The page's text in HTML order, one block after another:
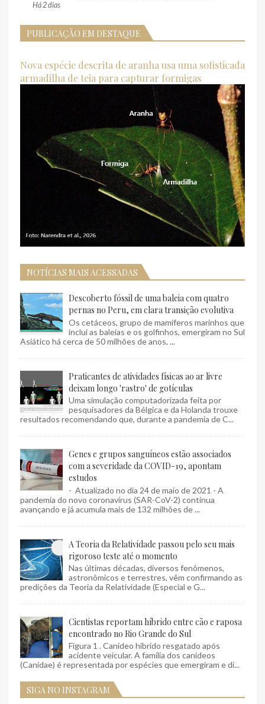
Há 2 dias
PUBLICAÇÃO EM DESTAQUE
Nova espécie descrita de aranha usa uma sofisticada
armadilha de teia para capturar formigas
NOTÍCIAS MAIS ACESSADAS
Descoberto fóssil de uma baleia com quatro
pernas no Peru, em clara transição evolutiva
Os cetáceos, grupo de mamíferos marinhos que
inclui as baleias e os golfinhos, emergiram no Sul
Asiático há cerca de 50 milhões de anos, ...
Praticantes de atividades físicas ao ar livre
deixam longo 'rastro' de gotículas
Uma simulação computadorizada feita por
pesquisadores da Bélgica e da Holanda trouxe
resultados recomendando que, durante a pandemia de C...
Genes e grupos sanguíneos estão associados
com a severidade da COVID-19, apontam
estudos
- Atualizado no dia 24 de maio de 2021 - A
pandemia do novo coronavírus (SAR-CoV-2) continua
avançando e já acumula mais de 132 milhões de ...
A Teoria da Relatividade passou pelo seu mais
rigoroso teste até o momento
Nas últimas décadas, diversos fenômenos,
astronômicos e terrestres, vêm confirmando as
predições da Teoria da Relatividade (Especial e G...
Cientistas reportam híbrido entre cão e raposa
encontrado no Rio Grande do Sul
Figura 1 . Canídeo híbrido resgatado após
acidente veicular. A família dos canídeos
(Canidae) é representada por espécies que emergiram e di...
SIGA NO INSTAGRAM